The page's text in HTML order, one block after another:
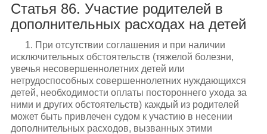
Статья 86. Участие родителей в
дополнительных расходах на детей
1. При отсутствии соглашения и при наличии
исключительных обстоятельств (тяжелой болезни,
увечья несовершеннолетних детей или
нетрудоспособных совершеннолетних нуждающихся
детей, необходимости оплаты постороннего ухода за
ними и других обстоятельств) каждый из родителей
может быть привлечен судом к участию в несении
дополнительных расходов, вызванных этими